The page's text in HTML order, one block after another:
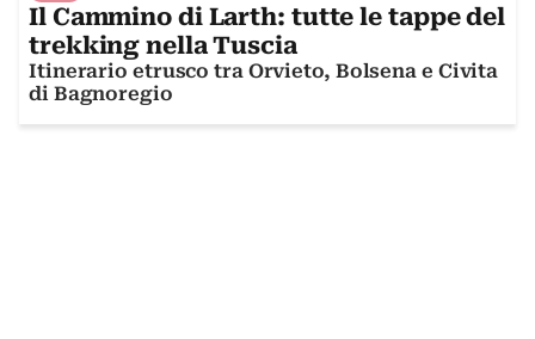
Il Cammino di Larth: tutte le tappe del
trekking nella Tuscia
Itinerario etrusco tra Orvieto, Bolsena e Civita
di Bagnoregio